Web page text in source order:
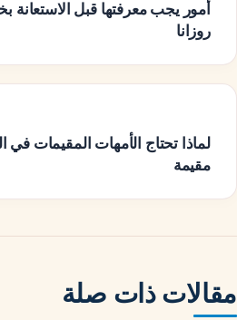
أمور يجب معرفتها قبل
روزانا
لماذا تحتاج الأمهات المقيمات في
مقيمة
مقالات ذات صلة